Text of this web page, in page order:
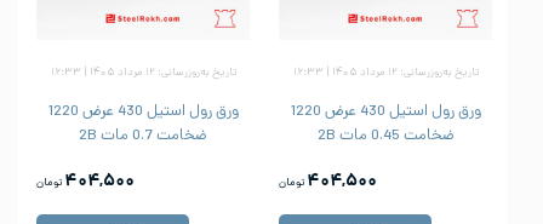
تاریخ به‌روزرسانی: ۱۲ مرداد ۱۴۰۵ | ۱۶:۳۳
ورق رول استیل 430 عرض 1220
ضخامت 0.45 مات 2B
۴۰۴,۵۰۰ تومان
تاریخ به‌روزرسانی: ۱۲ مرداد ۱۴۰۵ | ۱۶:۳۳
ورق رول استیل 430 عرض 1220
ضخامت 0.7 مات 2B
۴۰۴,۵۰۰ تومان